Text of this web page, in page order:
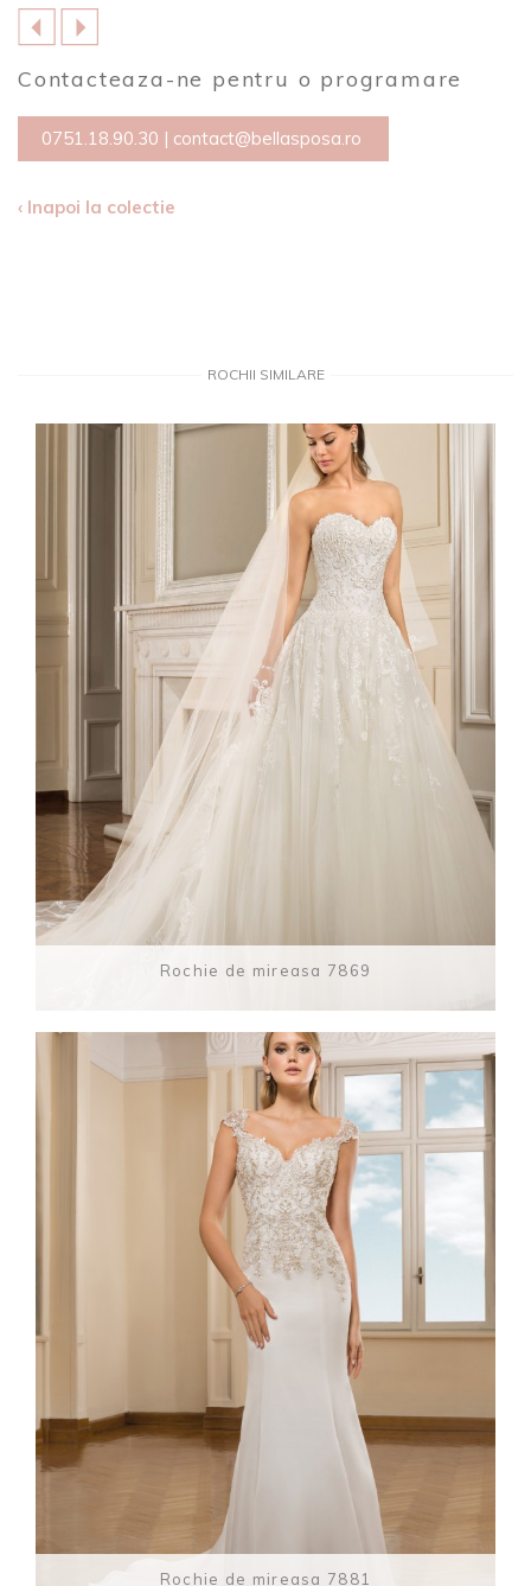
Contacteaza-ne pentru o programare
0751.18.90.30 | contact@bellasposa.ro
‹ Inapoi la colectie
ROCHII SIMILARE
Rochie de mireasa 7869
Rochie de mireasa 7881